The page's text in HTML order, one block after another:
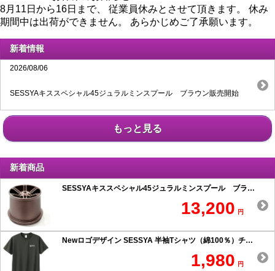
8月11日から16日まで、 従業員休みとさせて頂きます。 休み
期間中は出荷ができません。 あらかじめご了承願います。
新着情報
2026/08/06
SESSYAキススペシャル45ジュラルミンスプール ブラウン販売開始
もっと見る
新着商品
SESSYAキススペシャル45ジュラルミンスプール ブラウン
13,200 円
Newロゴデザイン SESSYA 半袖Tシャツ（綿100％）チャコール
1,980 円